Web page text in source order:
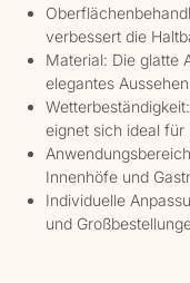
verbessert die
Material: Die glatte
elegantes
eignet sich ideal für
Innenhöfe und
Individuelle
und